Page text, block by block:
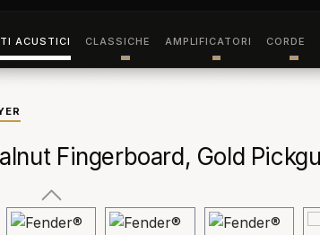
ACUSTICI CLASSICHE AMPLIFICATORI CORDE
Fingerboard, Gold